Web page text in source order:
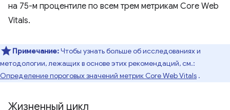
на 75-м процентиле по всем трем метрикам Core Web
Vitals.
Примечание:Чтобы узнать больше об исследованиях и
методологии, лежащих в основе этих рекомендаций, см.:
Определение пороговых значений метрик Core Web Vitals .
Жизненный цикл